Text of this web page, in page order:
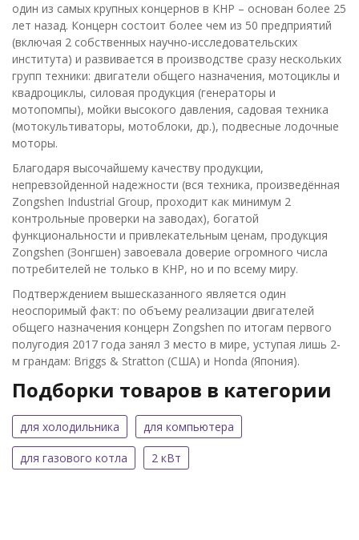
один из самых крупных концернов в КНР – основан более 25
лет назад. Концерн состоит более чем из 50 предприятий
(включая 2 собственных научно-исследовательских
института) и развивается в производстве сразу нескольких
групп техники: двигатели общего назначения, мотоциклы и
квадроциклы, силовая продукция (генераторы и
мотопомпы), мойки высокого давления, садовая техника
(мотокультиваторы, мотоблоки, др.), подвесные лодочные
моторы.
Благодаря высочайшему качеству продукции,
непревзойденной надежности (вся техника, произведённая
Zongshen Industrial Group, проходит как минимум 2
контрольные проверки на заводах), богатой
функциональности и привлекательным ценам, продукция
Zongshen (Зонгшен) завоевала доверие огромного числа
потребителей не только в КНР, но и по всему миру.
Подтверждением вышесказанного является один
неоспоримый факт: по объему реализации двигателей
общего назначения концерн Zongshen по итогам первого
полугодия 2017 года занял 3 место в мире, уступая лишь 2-
м грандам: Briggs & Stratton (США) и Honda (Япония).
Подборки товаров в категории
для холодильника для компьютера
для газового котла 2 кВт